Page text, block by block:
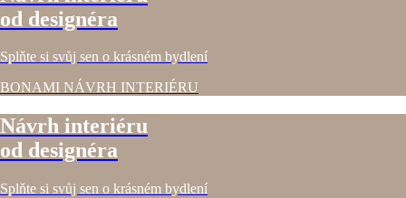
od designéra
Splňte si svůj sen o krásném bydlení
BONAMI NÁVRH INTERIÉRU
Návrh interiéru
od designéra
Splňte si svůj sen o krásném bydlení